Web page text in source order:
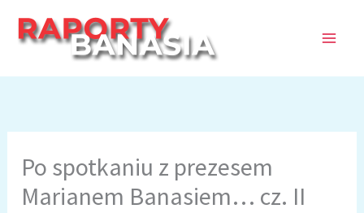
Po spotkaniu z prezesem
Marianem Banasiem… cz. II